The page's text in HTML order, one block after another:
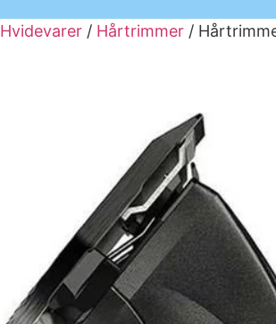
Hvidevarer / Hårtrimmer /